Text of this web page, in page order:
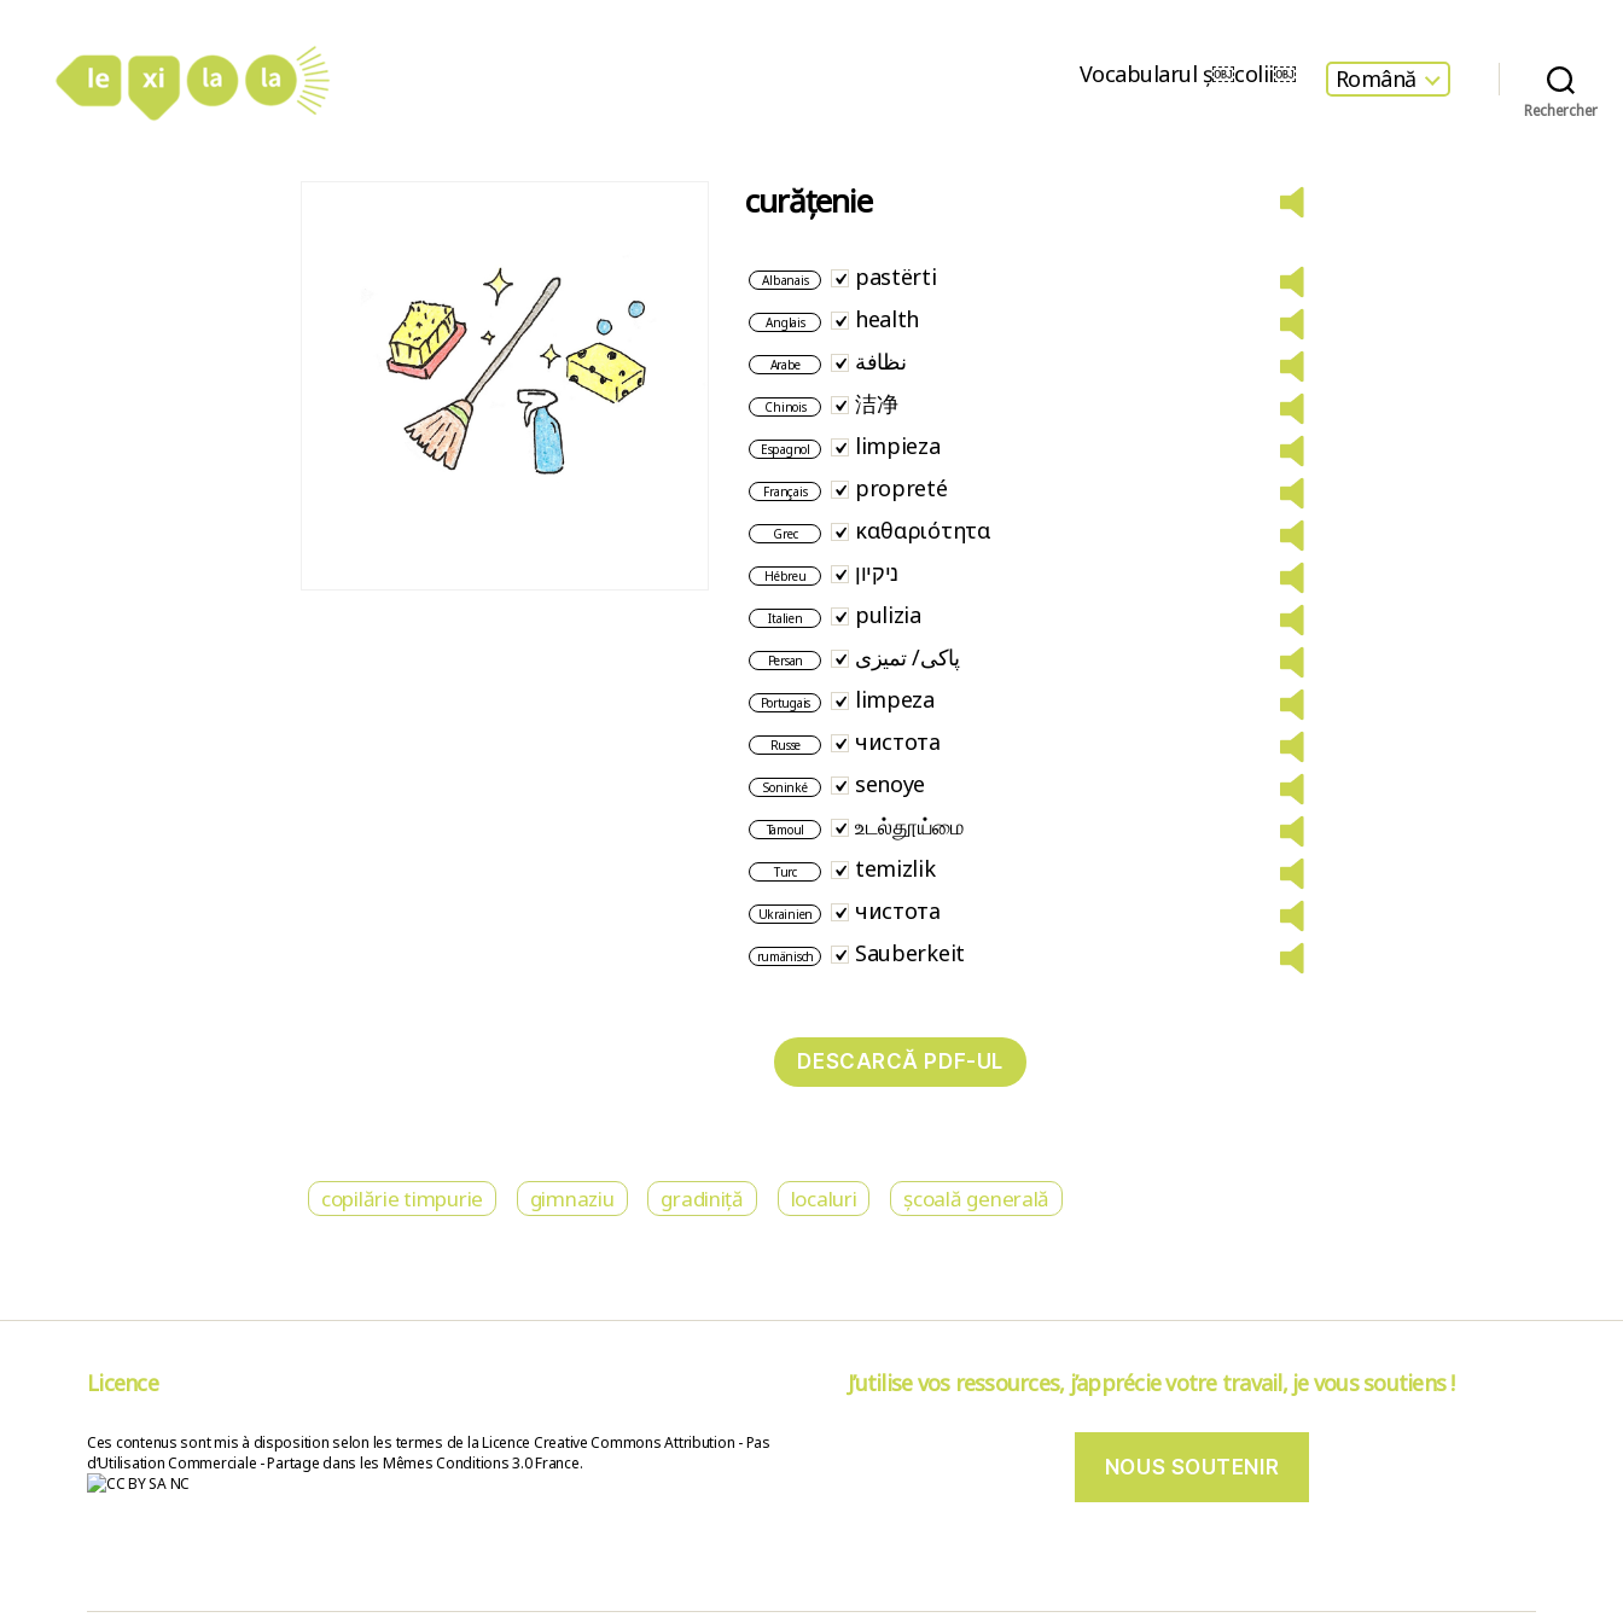
Vocabularul ş￼colii￼ Română
Rechercher
curățenie
Albanais pastërti
Anglais health
Arabe نظافة
Chinois 洁净
Espagnol limpieza
Français propreté
Grec καθαριότητα
Hébreu ניקיון
Italien pulizia
Persan پاکی/ تمیزی
Portugais limpeza
Russe чистота
Soninké senoye
Tamoul உடல்தூய்மை
Turc temizlik
Ukrainien чистота
rumänisch Sauberkeit
copilărie timpurie gimnaziu gradiniță localuri școală generală
Licence
Ces contenus sont mis à disposition selon les termes de la Licence Creative Commons Attribution - Pas
d’Utilisation Commerciale - Partage dans les Mêmes Conditions 3.0 France.
J’utilise vos ressources, j’apprécie votre travail, je vous soutiens !
NOUS SOUTENIR